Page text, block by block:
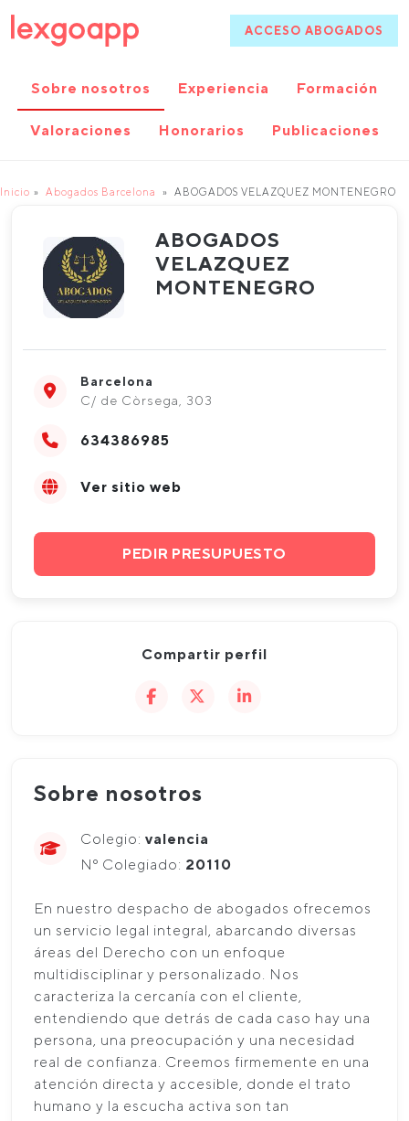
ACCESO ABOGADOS
Sobre nosotros Experiencia Formación
Valoraciones Honorarios Publicaciones
Inicio Abogados Barcelona ABOGADOS VELAZQUEZ MONTENEGRO
ABOGADOS
VELAZQUEZ
MONTENEGRO
Barcelona
C/ de Còrsega, 303
634386985
Ver sitio web
PEDIR PRESUPUESTO
Compartir perfil
Sobre nosotros
Colegio: valencia
Nº Colegiado: 20110
En nuestro despacho de abogados ofrecemos
un servicio legal integral, abarcando diversas
áreas del Derecho con un enfoque
multidisciplinar y personalizado. Nos
caracteriza la cercanía con el cliente,
entendiendo que detrás de cada caso hay una
persona, una preocupación y una necesidad
real de confianza. Creemos firmemente en una
atención directa y accesible, donde el trato
humano y la escucha activa son tan